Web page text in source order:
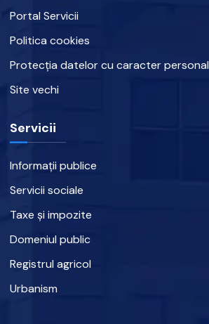
Portal Servicii
Politica cookies
Protecția datelor cu caracter personal
Site vechi
Servicii
Informații publice
Servicii sociale
Taxe și impozite
Domeniul public
Registrul agricol
Urbanism